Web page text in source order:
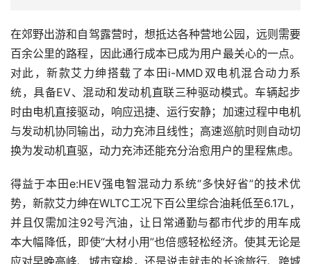
在郊野出游和自驾露营时，想抵达各种营地公园，远则需要
百余公里的路程，因此通行成本已成为用户最关心的一点。
对此，新款艾力绅搭载了本田i-MMD双电机混合动力系
统，具备EV、混动和发动机直联三种驱动模式。车辆起步
时由电机直接驱动，响应迅捷、运行安静；加速过程中电机
与发动机协同输出，动力充沛且线性；高速巡航时则自动切
换为发动机直驱，动力充沛还能充分治愈用户的里程焦虑。
得益于本田e:HEV强电智混动力系统“多快好省”的技术优
势，新款艾力绅在WLTC工况下百公里综合油耗低至6.17L，
并且仅需加注92号汽油，让日常通勤与都市代步的用车成
本大幅降低，即使“大材小用”也倍感轻松经济。使其无论是
应对早晚高峰、城市穿梭，还是说走就走的长途旅行、跨城